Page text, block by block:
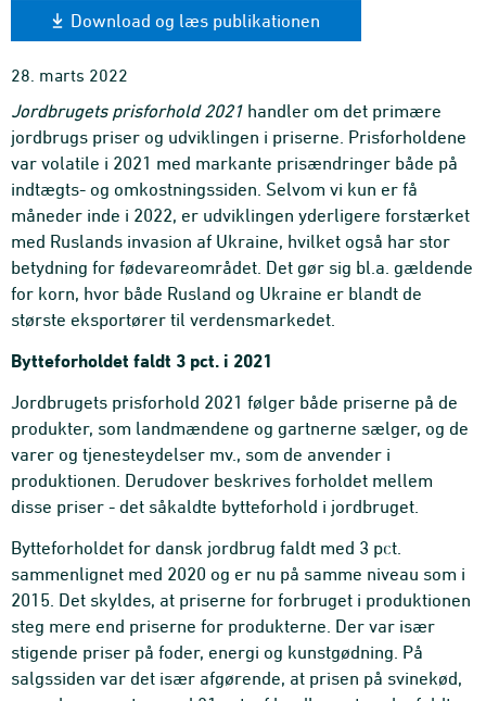
Download og læs publikationen
28. marts 2022
Jordbrugets prisforhold 2021 handler om det primære
jordbrugs priser og udviklingen i priserne. Prisforholdene
var volatile i 2021 med markante prisændringer både på
indtægts- og omkostningssiden. Selvom vi kun er få
måneder inde i 2022, er udviklingen yderligere forstærket
med Ruslands invasion af Ukraine, hvilket også har stor
betydning for fødevareområdet. Det gør sig bl.a. gældende
for korn, hvor både Rusland og Ukraine er blandt de
største eksportører til verdensmarkedet.
Bytteforholdet faldt 3 pct. i 2021
Jordbrugets prisforhold 2021 følger både priserne på de
produkter, som landmændene og gartnerne sælger, og de
varer og tjenesteydelser mv., som de anvender i
produktionen. Derudover beskrives forholdet mellem
disse priser - det såkaldte bytteforhold i jordbruget.
Bytteforholdet for dansk jordbrug faldt med 3 pct.
sammenlignet med 2020 og er nu på samme niveau som i
2015. Det skyldes, at priserne for forbruget i produktionen
steg mere end priserne for produkterne. Der var især
stigende priser på foder, energi og kunstgødning. På
salgssiden var det især afgørende, at prisen på svinekød,